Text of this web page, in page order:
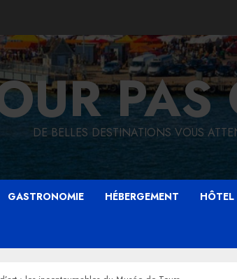
PAS
DE BELLES DESTINATIONS VOUS
GASTRONOMIE HÉBERGEMENT HÔTEL